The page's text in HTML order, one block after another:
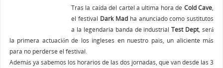
Tras la caída del cartel a ultima hora de Cold Cave
el festival Dark Madha anunciado como sustitutos
a la legendaria banda de industrialTest Dept, será
la primera actuación de los ingleses en nuestro pais, un aliciente más
para no perderse el festival.
Además ya sabemos los horarios de las dos jornadas, que van desde las 3